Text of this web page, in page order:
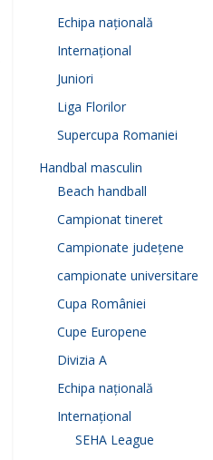
Echipa națională
Internațional
Juniori
Liga Florilor
Supercupa Romaniei
Handbal masculin
Beach handball
Campionat tineret
Campionate județene
campionate universitare
Cupa României
Cupe Europene
Divizia A
Echipa națională
Internațional
SEHA League